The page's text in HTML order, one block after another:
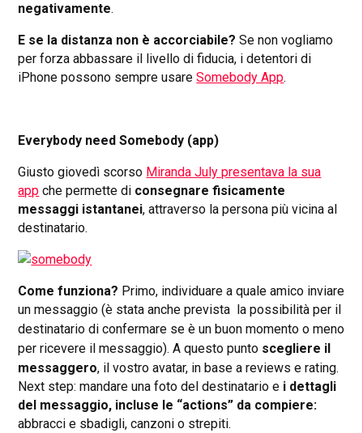
negativamente.
E se la distanza non è accorciabile?Se non vogliamo
per forza abbassare il livello di fiducia, i detentori di
iPhone possono sempre usareSomebody App.
Everybody need Somebody (app)
Giusto giovedì scorso Miranda July presentava la sua
app che permette di consegnare fisicamente
messaggi istantanei, attraverso la persona più vicina al
destinatario.
Come funziona? Primo, individuare a quale amico inviare
un messaggio (è stata anche prevista la possibilità per il
destinatario di confermare se è un buon momento o meno
per ricevere il messaggio).A questo punto scegliere il
messaggero, il vostro avatar, in base a reviews e rating.
Next step: mandare una foto del destinatario e i dettagli
del messaggio, incluse le “actions” da compiere:
abbracci e sbadigli, canzoni o strepiti.